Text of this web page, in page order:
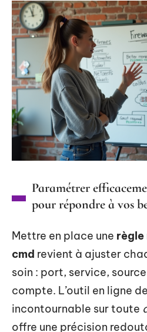
Paramétrer
pour répondre à vos
Mettre en place une règle
cmd revient à ajuster
soin : port, service,
compte. L’outil en ligne
incontournable sur toute
offre une précision